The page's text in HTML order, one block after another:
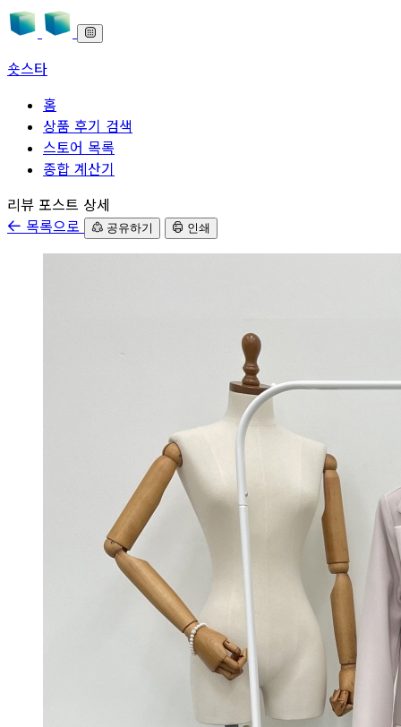
숏스타
홈
상품 후기 검색
스토어 목록
종합 계산기
본문으로 바로가기
리뷰 포스트 상세
목록으로
공유하기 인쇄